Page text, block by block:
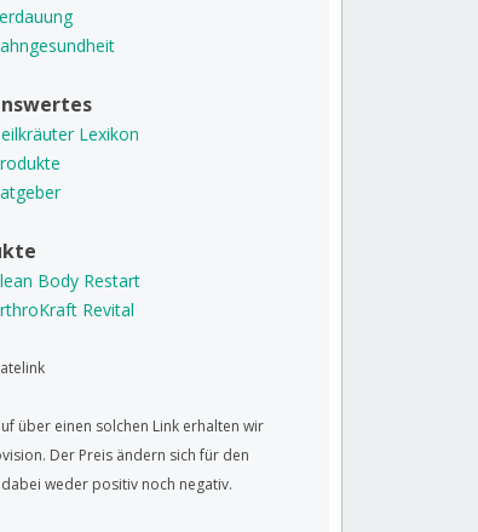
Lexikon
Body Restart
Revital
über einen solchen Link erhalten wir
Der Preis ändern sich für den
weder positiv noch negativ.